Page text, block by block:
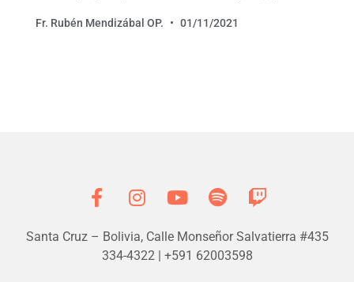
Fr. Rubén Mendizábal OP. 01/11/2021
Santa Cruz – Bolivia, Calle Monseñor Salvatierra #435
334-4322 | +591 62003598